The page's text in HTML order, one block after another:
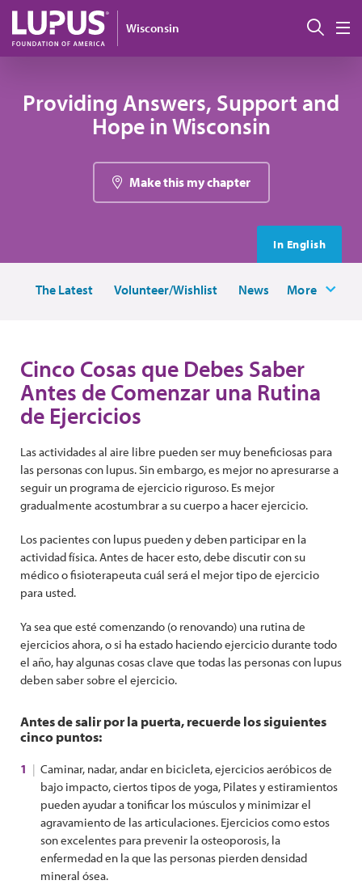
Pasar al contenido principal
Wisconsin
Providing Answers, Support and
Hope in Wisconsin
Make this my chapter
In English
The Latest Volunteer/Wishlist News More
Cinco Cosas que Debes Saber
Antes de Comenzar una Rutina
de Ejercicios
Las actividades al aire libre pueden ser muy beneficiosas para
las personas con lupus. Sin embargo, es mejor no apresurarse a
seguir un programa de ejercicio riguroso. Es mejor
gradualmente acostumbrar a su cuerpo a hacer ejercicio.
Los pacientes con lupus pueden y deben participar en la
actividad física. Antes de hacer esto, debe discutir con su
médico o fisioterapeuta cuál será el mejor tipo de ejercicio
para usted.
Ya sea que esté comenzando (o renovando) una rutina de
ejercicios ahora, o si ha estado haciendo ejercicio durante todo
el año, hay algunas cosas clave que todas las personas con lupus
deben saber sobre el ejercicio.
Antes de salir por la puerta, recuerde los siguientes
cinco puntos:
Caminar, nadar, andar en bicicleta, ejercicios aeróbicos de
bajo impacto, ciertos tipos de yoga, Pilates y estiramientos
pueden ayudar a tonificar los músculos y minimizar el
agravamiento de las articulaciones. Ejercicios como estos
son excelentes para prevenir la osteoporosis, la
enfermedad en la que las personas pierden densidad
mineral ósea.